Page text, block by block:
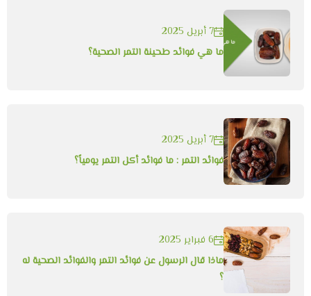
7 أبريل 2025
ما هي فوائد طحينة التمر الصحية؟
7 أبريل 2025
فوائد التمر : ما فوائد أكل التمر يومياً؟
6 فبراير 2025
ماذا قال الرسول عن فوائد التمر والفوائد الصحية له
؟